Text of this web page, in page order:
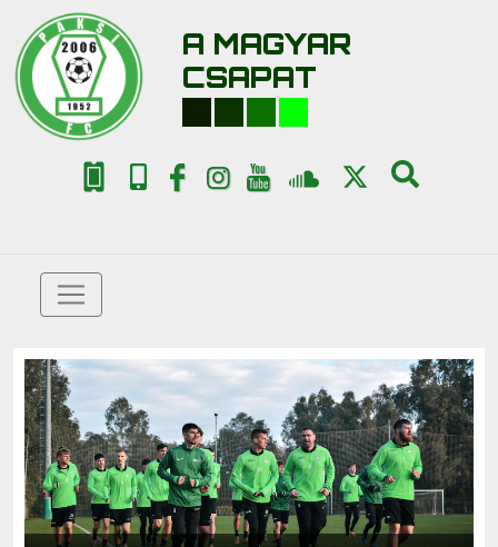
A MAGYAR
CSAPAT